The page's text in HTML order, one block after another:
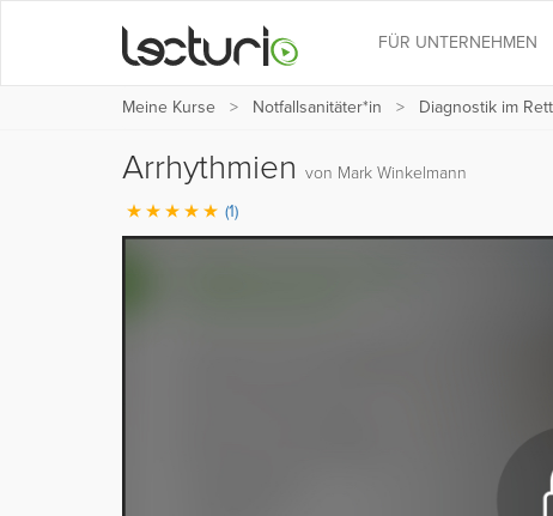
FÜR UNTERNEHMEN
Meine Kurse Notfallsanitäter*in Diagnostik im
Arrhythmien von Mark Winkelmann
(1)